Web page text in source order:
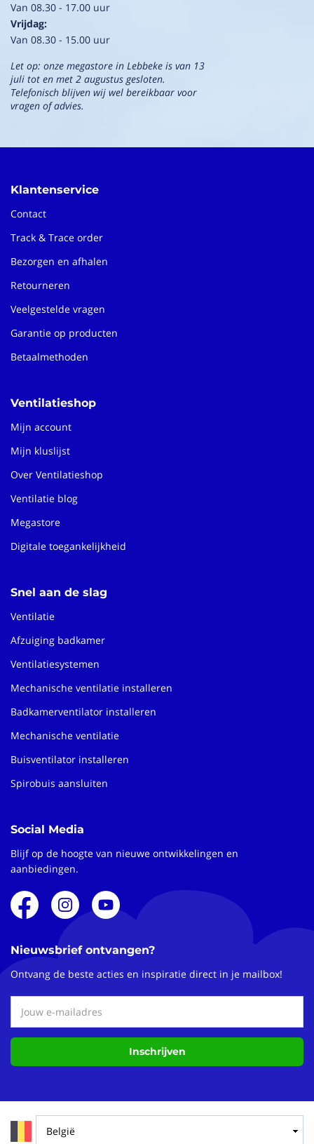
Van 08.30 - 17.00 uur
Vrijdag:
Van 08.30 - 15.00 uur
Let op: onze megastore in Lebbeke is van 13
juli tot en met 2 augustus gesloten.
Telefonisch blijven wij wel bereikbaar voor
vragen of advies.
Klantenservice
Contact
Track & Trace order
Bezorgen en afhalen
Retourneren
Veelgestelde vragen
Garantie op producten
Betaalmethoden
Ventilatieshop
Mijn account
Mijn kluslijst
Over Ventilatieshop
Ventilatie blog
Megastore
Digitale toegankelijkheid
Snel aan de slag
Ventilatie
Afzuiging badkamer
Ventilatiesystemen
Mechanische ventilatie installeren
Badkamerventilator installeren
Mechanische ventilatie
Buisventilator installeren
Spirobuis aansluiten
Social Media
Blijf op de hoogte van nieuwe ontwikkelingen en
aanbiedingen.
Nieuwsbrief ontvangen?
Ontvang de beste acties en inspiratie direct in je mailbox!
Inschrijven